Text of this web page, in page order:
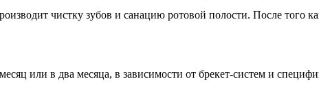
чистку зубов и санацию ротовой полости. После
или в два месяца, в зависимости от брекет-систем и